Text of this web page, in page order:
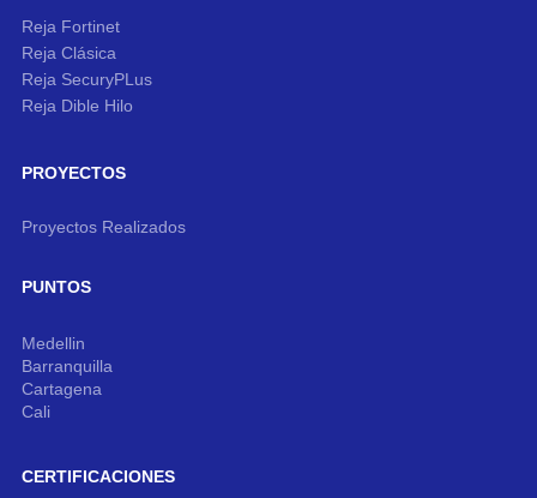
Reja Fortinet
Reja Clásica
Reja SecuryPLus
Reja Dible Hilo
PROYECTOS
Proyectos Realizados
PUNTOS
Medellin
Barranquilla
Cartagena
Cali
CERTIFICACIONES